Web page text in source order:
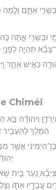
אַתֶּ֑ם וְלָ֧מָּה
וּבְשָׂרִ֖י אָ֑תָּה כֹּ֣ה
תִּהְיֶ֧ה לְפָנַ֛י
כְּאִ֣ישׁ אֶחָ֑ד
Chiméi
וִיהוּדָ֞ה
הַמֶּ֔לֶךְ לְהַעֲבִ֥יר
אֲשֶׁ֖ר
נַ֚עַר בֵּ֣ית
עֲבָדָ֖יו אִתּ֑וֹ